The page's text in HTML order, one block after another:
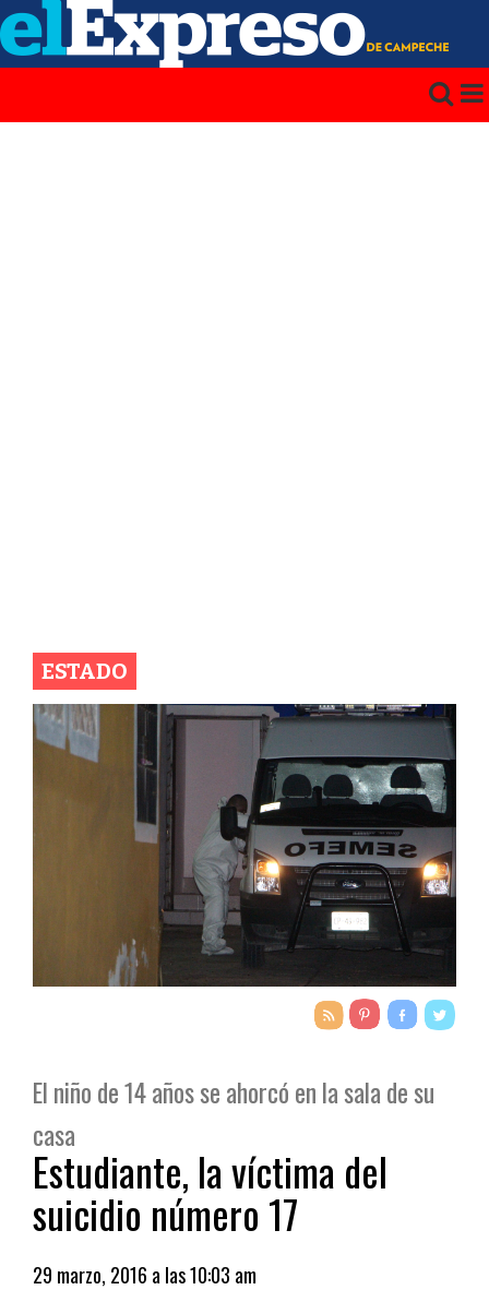
ESTADO
El niño de 14 años se ahorcó en la sala de su
casa
Estudiante, la víctima del
suicidio número 17
29 marzo, 2016 a las 10:03 am